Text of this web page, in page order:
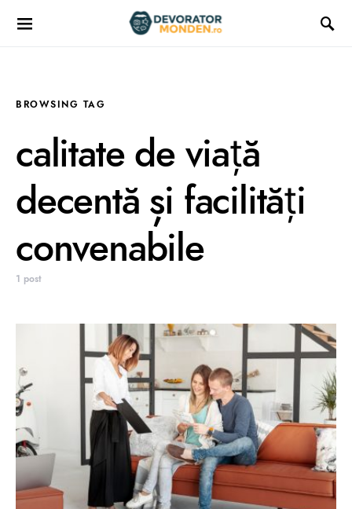
BROWSING TAG
calitate de viață
decentă și facilități
convenabile
1 post